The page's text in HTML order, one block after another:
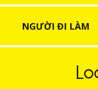
NGƯỜI ĐI LÀM